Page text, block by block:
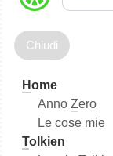
e
c
Home
Anno Zero
Le cose mie
Tolkien